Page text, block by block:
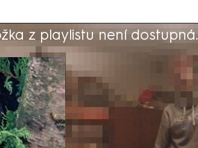
z playlistu není dostupná.